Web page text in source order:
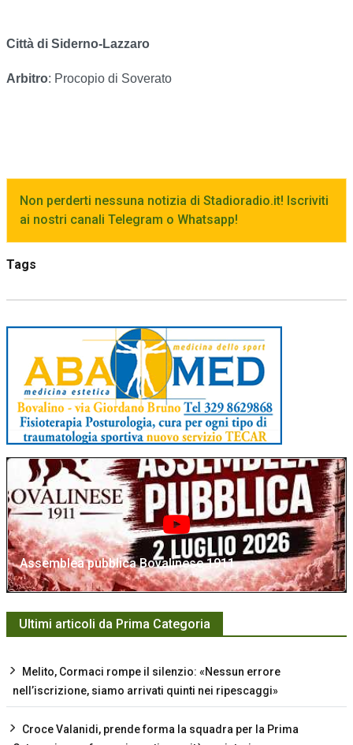
Città di Siderno-Lazzaro
Arbitro: Procopio di Soverato
Non perderti nessuna notizia di Stadioradio.it! Iscriviti
ai nostri canali Telegram o Whatsapp!
Tags
Assemblea pubblica Bovalinese 1911
Ultimi articoli da Prima Categoria
Melito, Cormaci rompe il silenzio: «Nessun errore
nell’iscrizione, siamo arrivati quinti nei ripescaggi»
Croce Valanidi, prende forma la squadra per la Prima